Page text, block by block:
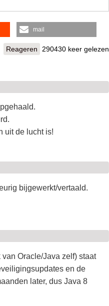
mail
Reageren 290430 keer gelezen
uit de lucht is!
bijgewerkt/vertaald.
Oracle/Java zelf) staat
en de
later, dus Java 8